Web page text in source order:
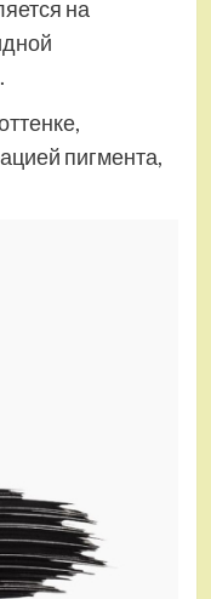
на
пигмента,